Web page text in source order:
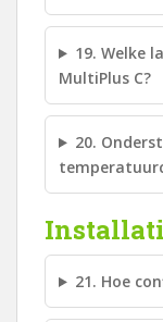
19. Welke
MultiPlus C?
20.
21. Hoe